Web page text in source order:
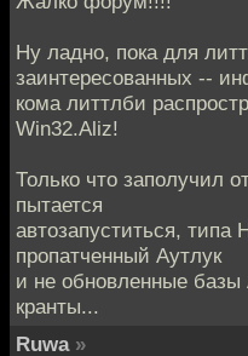
Ну ладно, пока для
заинтересованных --
кома литтлби
Win32.Aliz!
Только что заполучил
пытается
автозапуститься,
пропатченный Аутлук
и не обновленные базы
кранты...
Ruwa »